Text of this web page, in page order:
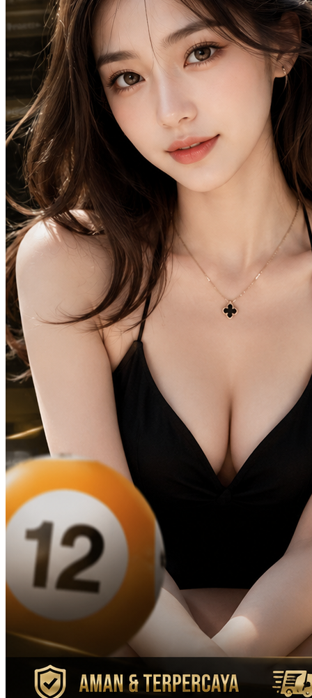
TOTO121 Prediksi Akurat
Situs Toto Macau 4D & Bandar
Togel Online Resmi Terbaik